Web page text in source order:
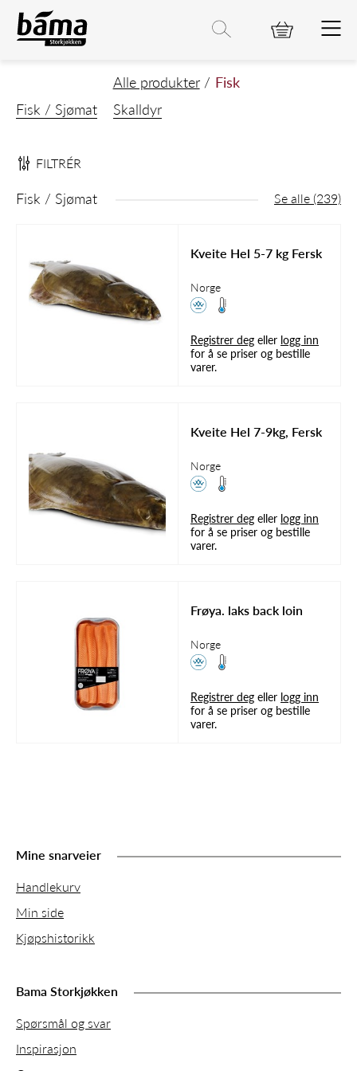
Fisk
Hovedinnhold
Hovedmeny
Alle produkter
Fisk
Fisk / Sjømat
Skalldyr
FILTRÉR
Fisk / Sjømat Se alle (239)
Kveite Hel 5-7 kg Fersk
Norge
Registrer deg eller logg inn
for å se priser og bestille
varer.
Kveite Hel 7-9kg, Fersk
Norge
Registrer deg eller logg inn
for å se priser og bestille
varer.
Frøya. laks back loin
Norge
Registrer deg eller logg inn
for å se priser og bestille
varer.
Mine snarveier
Handlekurv
Min side
Kjøpshistorikk
Bama Storkjøkken
Spørsmål og svar
Inspirasjon